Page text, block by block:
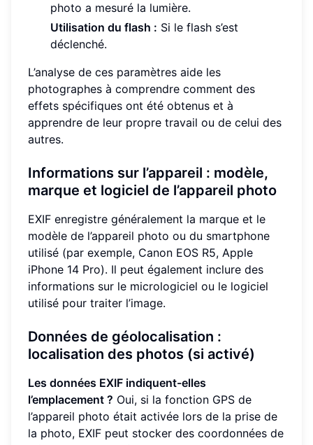
photo a mesuré la lumière.
Utilisation du flash : Si le flash s’est
déclenché.
L’analyse de ces paramètres aide les
photographes à comprendre comment des
effets spécifiques ont été obtenus et à
apprendre de leur propre travail ou de celui des
autres.
Informations sur l’appareil : modèle,
marque et logiciel de l’appareil photo
EXIF enregistre généralement la marque et le
modèle de l’appareil photo ou du smartphone
utilisé (par exemple, Canon EOS R5, Apple
iPhone 14 Pro). Il peut également inclure des
informations sur le micrologiciel ou le logiciel
utilisé pour traiter l’image.
Données de géolocalisation :
localisation des photos (si activé)
Les données EXIF indiquent-elles
l’emplacement ? Oui, si la fonction GPS de
l’appareil photo était activée lors de la prise de
la photo, EXIF peut stocker des coordonnées de